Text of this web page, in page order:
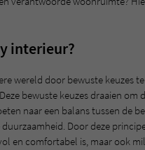
interieur?
wereld door bewuste keuzes
bewuste keuzes draaien om
naar een balans tussen de
Door deze
en comfortabel is, maar ook